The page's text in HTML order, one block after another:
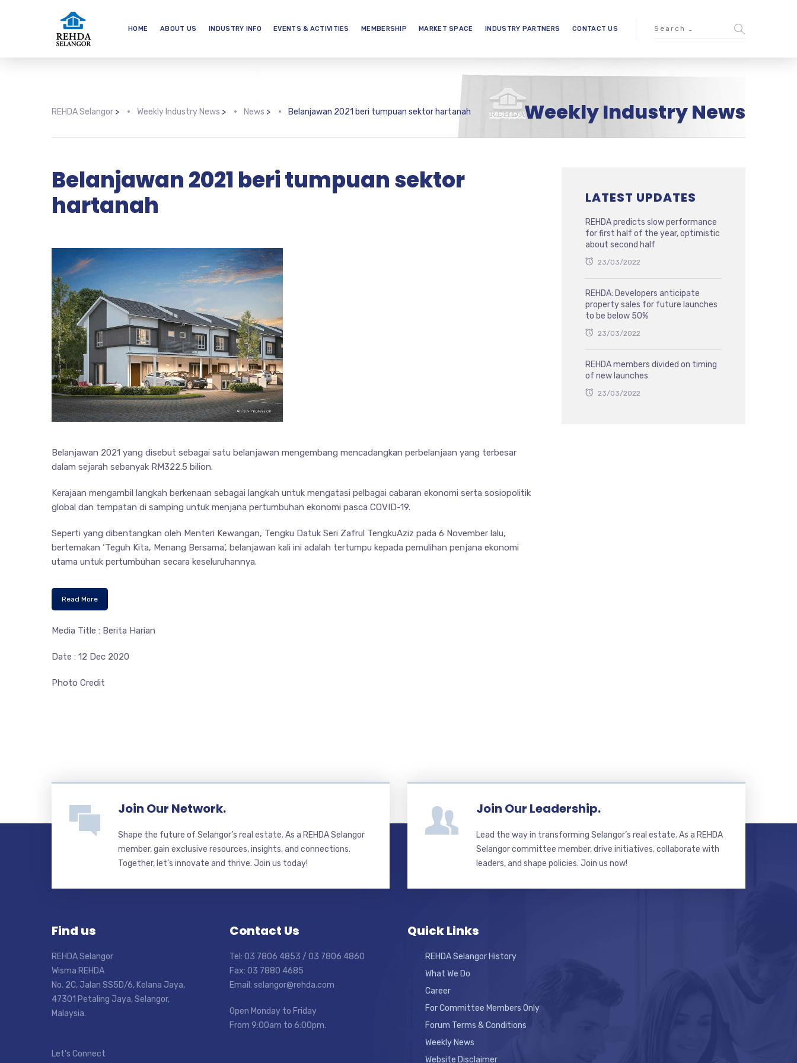
HOME ABOUT US INDUSTRY INFO EVENTS & ACTIVITIES MEMBERSHIP MARKET SPACE INDUSTRY PARTNERS CONTACT US
Weekly Industry News
REHDA Selangor > Weekly Industry News > News > Belanjawan 2021 beri tumpuan sektor hartanah
Belanjawan 2021 beri tumpuan sektor
hartanah
Belanjawan 2021 yang disebut sebagai satu belanjawan mengembang mencadangkan perbelanjaan yang terbesar
dalam sejarah sebanyak RM322.5 bilion.
Kerajaan mengambil langkah berkenaan sebagai langkah untuk mengatasi pelbagai cabaran ekonomi serta sosiopolitik
global dan tempatan di samping untuk menjana pertumbuhan ekonomi pasca COVID-19.
Seperti yang dibentangkan oleh Menteri Kewangan, Tengku Datuk Seri Zafrul TengkuAziz pada 6 November lalu,
bertemakan ‘Teguh Kita, Menang Bersama’, belanjawan kali ini adalah tertumpu kepada pemulihan penjana ekonomi
utama untuk pertumbuhan secara keseluruhannya.
Read More
Media Title : Berita Harian
Date : 12 Dec 2020
Photo Credit
LATEST UPDATES
REHDA predicts slow performance
for first half of the year, optimistic
about second half
23/03/2022
REHDA: Developers anticipate
property sales for future launches
to be below 50%
23/03/2022
REHDA members divided on timing
of new launches
23/03/2022
Join Our Network.
Shape the future of Selangor’s real estate. As a REHDA Selangor
member, gain exclusive resources, insights, and connections.
Together, let’s innovate and thrive. Join us today!
Join Our Leadership.
Lead the way in transforming Selangor’s real estate. As a REHDA
Selangor committee member, drive initiatives, collaborate with
leaders, and shape policies. Join us now!
Find us
REHDA Selangor
Wisma REHDA
No. 2C, Jalan SS5D/6, Kelana Jaya,
47301 Petaling Jaya, Selangor,
Malaysia.
Let’s Connect
Contact Us
Tel: 03 7806 4853 / 03 7806 4860
Fax: 03 7880 4685
Email: selangor@rehda.com
Open Monday to Friday
From 9:00am to 6:00pm.
Quick Links
REHDA Selangor History
What We Do
Career
For Committee Members Only
Forum Terms & Conditions
Weekly News
Website Disclaimer